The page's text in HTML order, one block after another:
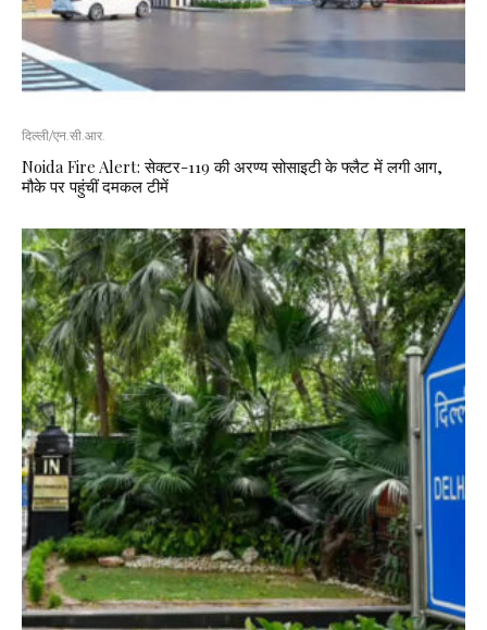
दिल्ली/एन.सी.आर.
Noida Fire Alert: सेक्टर-119 की अरण्य सोसाइटी के फ्लैट में लगी आग,
मौके पर पहुंचीं दमकल टीमें